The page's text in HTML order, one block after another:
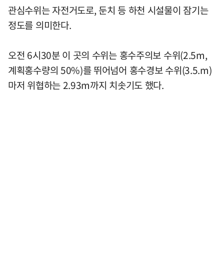
관심수위는 자전거도로, 둔치 등 하천 시설물이 잠기는
정도를 의미한다.
오전 6시30분 이 곳의 수위는 홍수주의보 수위(2.5m,
계획홍수량의 50%)를 뛰어넘어 홍수경보 수위(3.5.m)
마저 위협하는 2.93m까지 치솟기도 했다.